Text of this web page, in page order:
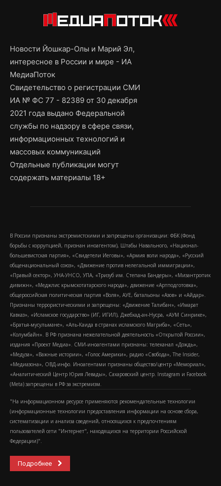
Новости Йошкар-Олы и Марий Эл,
интересное в России и мире - ИА
МедиаПоток
Свидетельство о регистрации СМИ
ИА № ФС 77 - 82389 от 30 декабря
2021 года выдано Федеральной
службы по надзору в сфере связи,
информационных технологий и
массовых коммуникаций
Отдельные публикации могут
содержать материалы 18+
В России признаны экстремистскими и запрещены организации: ФБК (Фонд
борьбы с коррупцией, признан иноагентом), Штабы Навального, «Национал-
большевистская партия», «Свидетели Иеговы», «Армия воли народа», «Русский
общенациональный союз», «Движение против нелегальной иммиграции»,
«Правый сектор», УНА-УНСО, УПА, «Тризуб им. Степана Бандеры», «Мизантропик
дивижн», «Меджлис крымскотатарского народа», движение «Артподготовка»,
общероссийская политическая партия «Воля», АУЕ, батальоны «Азов» и «Айдар».
Признаны террористическими и запрещены: «Движение Талибан», «Имарат
Кавказ», «Исламское государство» (ИГ, ИГИЛ), Джебхад-ан-Нусра, «АУМ Синрике»,
«Братья-мусульмане», «Аль-Каида в странах исламского Магриба», «Сеть»,
«Колумбайн». В РФ признана нежелательной деятельность «Открытой России»,
издания «Проект Медиа». СМИ-иноагентами признаны: телеканал «Дождь»,
«Медуза», «Важные истории», «Голос Америки», радио «Свобода», The Insider,
«Медиазона», ОВД-инфо. Иноагентами признаны общество/центр «Мемориал»,
«Аналитический Центр Юрия Левады», Сахаровский центр. Instagram и Facebook
(Metа) запрещены в РФ за экстремизм.
"На информационном ресурсе применяются рекомендательные технологии
(информационные технологии предоставления информации на основе сбора,
систематизации и анализа сведений, относящихся к предпочтениям
пользователей сети "Интернет", находящихся на территории Российской
Федерации)".
Подробнее